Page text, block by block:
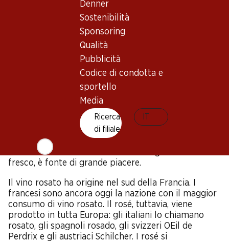
Denner
Sostenibilità
Sponsoring
Qualità
Pubblicità
Codice di condotta e
sportello
Media
Ricerca
di filiale
prodotto ottenuto (bucce, vinaccioli e polpa) per
evitare che le bucce dell'uva rilascino troppo colore.
vinificato come un vino bianco. Il cosiddetto taglio, il
metodo di produzione in cui il vino bianco viene
colorato con il vino rosso, in Europa non è
Lo spettro cromatico dei vini rosati va dal rosa
tenue, al rosa cerasuolo e al rosa chiaretto. Le
caratteristiche organolettiche che fanno del rosé il
vino preferito dell’estate sono il suo fruttato e la sua
leggerezza. Il rosé si sposa molto bene con i
barbecue, è ottimo con gli aperitivi ed è un asso
nella manica nei drink estivi. Bevuto giovane e
fresco, è fonte di grande piacere.
Il vino rosato ha origine nel sud della Francia. I
francesi sono ancora oggi la nazione con il maggior
consumo di vino rosato. Il rosé, tuttavia, viene
prodotto in tutta Europa: gli italiani lo chiamano
rosato, gli spagnoli rosado, gli svizzeri OEil de
Perdrix e gli austriaci Schilcher. I rosé si